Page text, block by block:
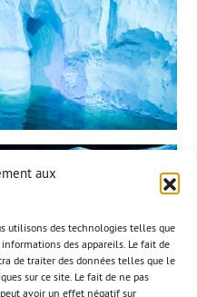
aux
utilisons des technologies telles que
des appareils. Le fait de
de traiter des données telles que le
sur ce site. Le fait de ne pas
avoir un effet négatif sur